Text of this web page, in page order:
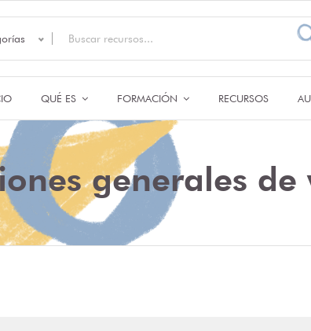
QUÉ ES FORMACIÓN RECURSOS
generales de